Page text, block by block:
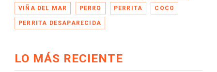
VIÑA DEL MAR PERRO PERRITA COCO
PERRITA DESAPARECIDA
LO MÁS RECIENTE